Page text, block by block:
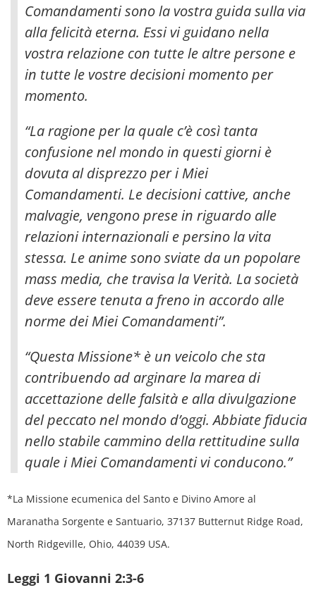
Comandamenti sono la vostra guida sulla via
alla felicità eterna. Essi vi guidano nella
vostra relazione con tutte le altre persone e
in tutte le vostre decisioni momento per
momento.
“La ragione per la quale c’è così tanta
confusione nel mondo in questi giorni è
dovuta al disprezzo per i Miei
Comandamenti. Le decisioni cattive, anche
malvagie, vengono prese in riguardo alle
relazioni internazionali e persino la vita
stessa. Le anime sono sviate da un popolare
mass media, che travisa la Verità. La società
deve essere tenuta a freno in accordo alle
norme dei Miei Comandamenti”.
“Questa Missione* è un veicolo che sta
contribuendo ad arginare la marea di
accettazione delle falsità e alla divulgazione
del peccato nel mondo d’oggi. Abbiate fiducia
nello stabile cammino della rettitudine sulla
quale i Miei Comandamenti vi conducono.”
*La Missione ecumenica del Santo e Divino Amore al
Maranatha Sorgente e Santuario, 37137 Butternut Ridge Road,
North Ridgeville, Ohio, 44039 USA.
Leggi 1 Giovanni 2:3-6